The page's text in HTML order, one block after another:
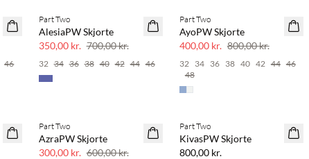
46
SAVE20
Part Two
AlesiaPW Skjorte
350,00 kr. 700,00 kr.
32 34 36 38 40 42 44 46
SAVE20
50% rabat
Part Two
AyoPW Skjorte
400,00 kr. 800,00 kr.
32 34 36 38 40 42 44 46
48
SAVE20
Part Two
AzraPW Skjorte
300,00 kr. 600,00 kr.
Part Two
KivasPW Skjorte
800,00 kr.